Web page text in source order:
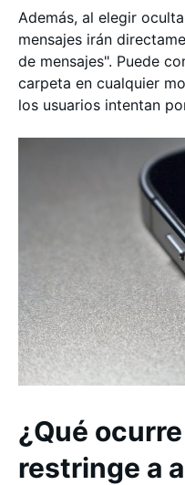
Además, al elegir
mensajes irán
de mensajes". Puede
carpeta en cualquier
los usuarios intentan
¿Qué
restringe a